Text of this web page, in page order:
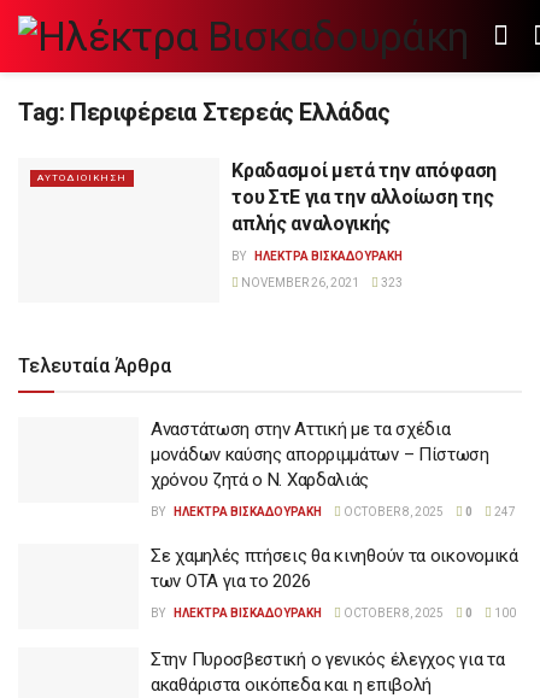
Tag: Περιφέρεια Στερεάς Ελλάδας
ΑΥΤΟΔΙΟΙΚΗΣΗ
Κραδασμοί μετά την απόφαση
του ΣτΕ για την αλλοίωση της
απλής αναλογικής
BY
ΗΛΕΚΤΡΑ ΒΙΣΚΑΔΟΥΡΑΚΗ
NOVEMBER 26, 2021
323
Τελευταία Άρθρα
Αναστάτωση στην Αττική με τα σχέδια
μονάδων καύσης απορριμμάτων – Πίστωση
χρόνου ζητά ο Ν. Χαρδαλιάς
BY ΗΛΕΚΤΡΑ ΒΙΣΚΑΔΟΥΡΑΚΗ OCTOBER 8, 2025 0 247
Σε χαμηλές πτήσεις θα κινηθούν τα οικονομικά
των ΟΤΑ για το 2026
BY ΗΛΕΚΤΡΑ ΒΙΣΚΑΔΟΥΡΑΚΗ OCTOBER 8, 2025 0 100
Στην Πυροσβεστική ο γενικός έλεγχος για τα
ακαθάριστα οικόπεδα και η επιβολή